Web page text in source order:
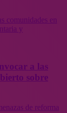
comunidades en
y
a las
sobre
de reforma